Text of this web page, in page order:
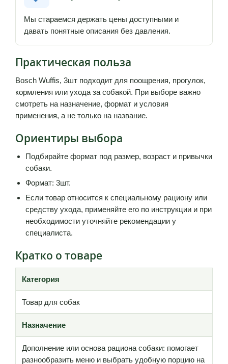
Мы стараемся держать цены доступными и
давать понятные описания без давления.
Практическая польза
Bosch Wuffis, 3шт подходит для поощрения, прогулок,
кормления или ухода за собакой. При выборе важно
смотреть на назначение, формат и условия
применения, а не только на название.
Ориентиры выбора
Подбирайте формат под размер, возраст и привычки
собаки.
Формат: 3шт.
Если товар относится к специальному рациону или
средству ухода, применяйте его по инструкции и при
необходимости уточняйте рекомендации у
специалиста.
Кратко о товаре
Категория
Товар для собак
Назначение
Дополнение или основа рациона собаки: помогает
разнообразить меню и выбрать удобную порцию на